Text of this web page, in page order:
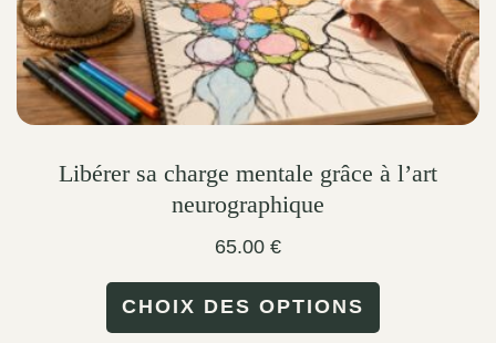
Libérer sa charge mentale grâce à l’art
neurographique
65.00 €
CHOIX DES OPTIONS